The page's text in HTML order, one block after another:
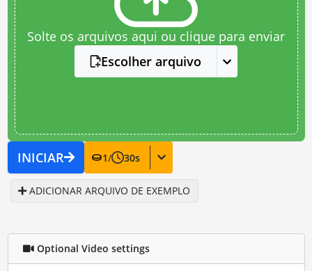
Solte os arquivos aqui ou clique para enviar
Escolher arquivo
INICIAR 1/ 30s
ADICIONAR ARQUIVO DE EXEMPLO
Optional Video settings